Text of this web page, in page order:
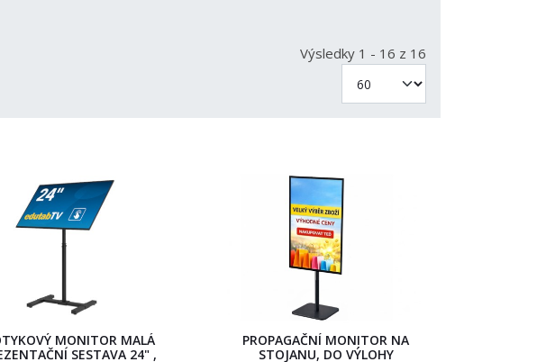
Výsledky 1 - 16 z 16
MONITOR MALÁ
SESTAVA 24" ,
PROPAGAČNÍ MONITOR NA
STOJANU, DO VÝLOHY